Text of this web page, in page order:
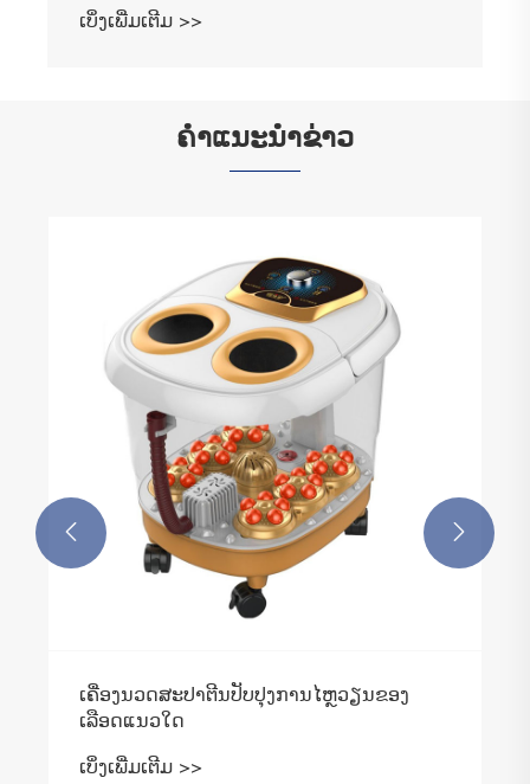
ຄໍາແນະນໍາຂ່າວ
ລັກສະນະຕົ້ນຕໍຂອງເຄື່ອງປັບອາກາດແນວຕັ້ງ
ເບິ່ງເພີ່ມເຕີມ >>
 